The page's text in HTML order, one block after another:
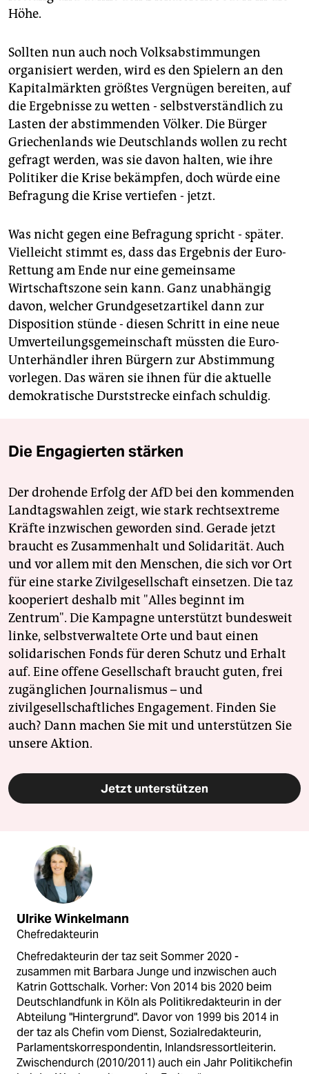
Höhe.
Sollten nun auch noch Volksabstimmungen
organisiert werden, wird es den Spielern an den
Kapitalmärkten größtes Vergnügen bereiten, auf
die Ergebnisse zu wetten - selbstverständlich zu
Lasten der abstimmenden Völker. Die Bürger
Griechenlands wie Deutschlands wollen zu recht
gefragt werden, was sie davon halten, wie ihre
Politiker die Krise bekämpfen, doch würde eine
Befragung die Krise vertiefen - jetzt.
Was nicht gegen eine Befragung spricht - später.
Vielleicht stimmt es, dass das Ergebnis der Euro-
Rettung am Ende nur eine gemeinsame
Wirtschaftszone sein kann. Ganz unabhängig
davon, welcher Grundgesetzartikel dann zur
Disposition stünde - diesen Schritt in eine neue
Umverteilungsgemeinschaft müssten die Euro-
Unterhändler ihren Bürgern zur Abstimmung
vorlegen. Das wären sie ihnen für die aktuelle
demokratische Durststrecke einfach schuldig.
Die Engagierten stärken
Der drohende Erfolg der AfD bei den kommenden
Landtagswahlen zeigt, wie stark rechtsextreme
Kräfte inzwischen geworden sind. Gerade jetzt
braucht es Zusammenhalt und Solidarität. Auch
und vor allem mit den Menschen, die sich vor Ort
für eine starke Zivilgesellschaft einsetzen. Die taz
kooperiert deshalb mit "Alles beginnt im
Zentrum". Die Kampagne unterstützt bundesweit
linke, selbstverwaltete Orte und baut einen
solidarischen Fonds für deren Schutz und Erhalt
auf. Eine offene Gesellschaft braucht guten, frei
zugänglichen Journalismus – und
zivilgesellschaftliches Engagement. Finden Sie
auch? Dann machen Sie mit und unterstützen Sie
unsere Aktion.
Jetzt unterstützen
Ulrike Winkelmann
Chefredakteurin
Chefredakteurin der taz seit Sommer 2020 -
zusammen mit Barbara Junge und inzwischen auch
Katrin Gottschalk. Vorher: Von 2014 bis 2020 beim
Deutschlandfunk in Köln als Politikredakteurin in der
Abteilung "Hintergrund". Davor von 1999 bis 2014 in
der taz als Chefin vom Dienst, Sozialredakteurin,
Parlamentskorrespondentin, Inlandsressortleiterin.
Zwischendurch (2010/2011) auch ein Jahr Politikchefin